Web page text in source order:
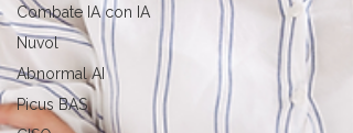
Combate IA con IA
Nuvol
Abnormal AI
Picus BAS